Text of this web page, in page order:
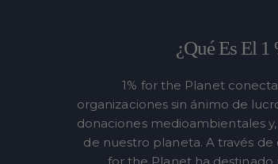
¿Qué Es El 1
1% for the Planet
organizaciones sin ánimo de
donaciones medioambientales
de nuestro planeta. A través